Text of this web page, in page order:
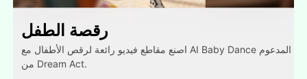
رقصة الطفل
اصنع مقاطع فيديو رائعة لرقص الأطفال مع AI Baby Dance المدعوم
من Dream Act.